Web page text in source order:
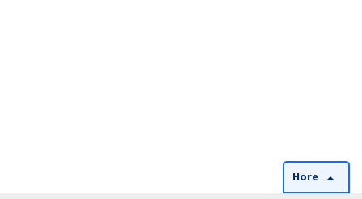
Hore arrow_drop_up